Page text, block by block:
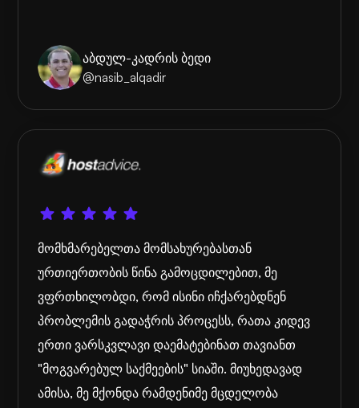
აბდულ-კადრის ბედი
@nasib_alqadir
მომხმარებელთა მომსახურებასთან
ურთიერთობის წინა გამოცდილებით, მე
ვფრთხილობდი, რომ ისინი იჩქარებდნენ
პრობლემის გადაჭრის პროცესს, რათა კიდევ
ერთი ვარსკვლავი დაემატებინათ თავიანთ
"მოგვარებულ საქმეების" სიაში. მიუხედავად
ამისა, მე მქონდა რამდენიმე მცდელობა